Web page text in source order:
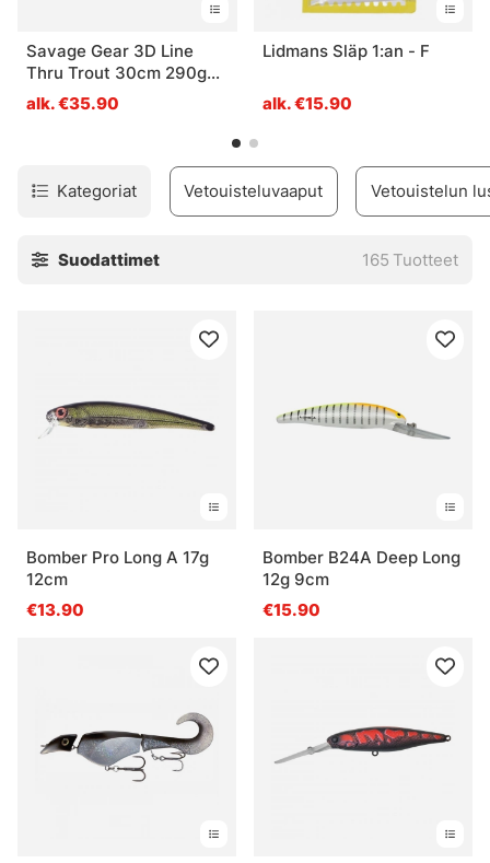
Savage Gear 3D Line
Thru Trout 30cm 290g
Slow Sink - Blue Trout
alk. €35.90
Lidmans Släp 1:an - F
alk. €15.90
Kategoriat Vetouisteluvaaput Vetouistelun
Suodattimet 165 Tuotteet
Bomber Pro Long A 17g
12cm
€13.90
Bomber B24A Deep Long
12g 9cm
€15.90